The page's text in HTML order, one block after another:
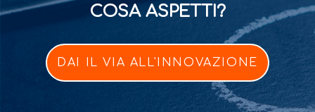
COSA ASPETTI?
DAI IL VIA ALL'INNOVAZIONE